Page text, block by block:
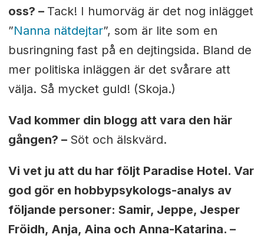
oss? – Tack! I humorväg är det nog inlägget
”Nanna nätdejtar”, som är lite som en
busringning fast på en dejtingsida. Bland de
mer politiska inläggen är det svårare att
välja. Så mycket guld! (Skoja.)
Vad kommer din blogg att vara den här
gången? – Söt och älskvärd.
Vi vet ju att du har följt Paradise Hotel. Var
god gör en hobbypsykologs-analys av
följande personer: Samir, Jeppe, Jesper
Fröidh, Anja, Aina och Anna-Katarina. –